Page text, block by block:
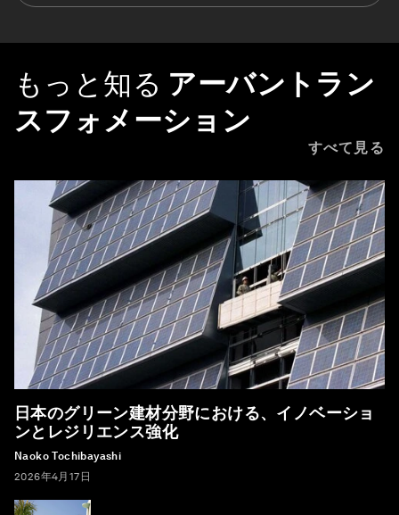
もっと知る アーバントラン
スフォメーション
すべて見る
日本のグリーン建材分野における、イノベーショ
ンとレジリエンス強化
Naoko Tochibayashi
2026年4月17日